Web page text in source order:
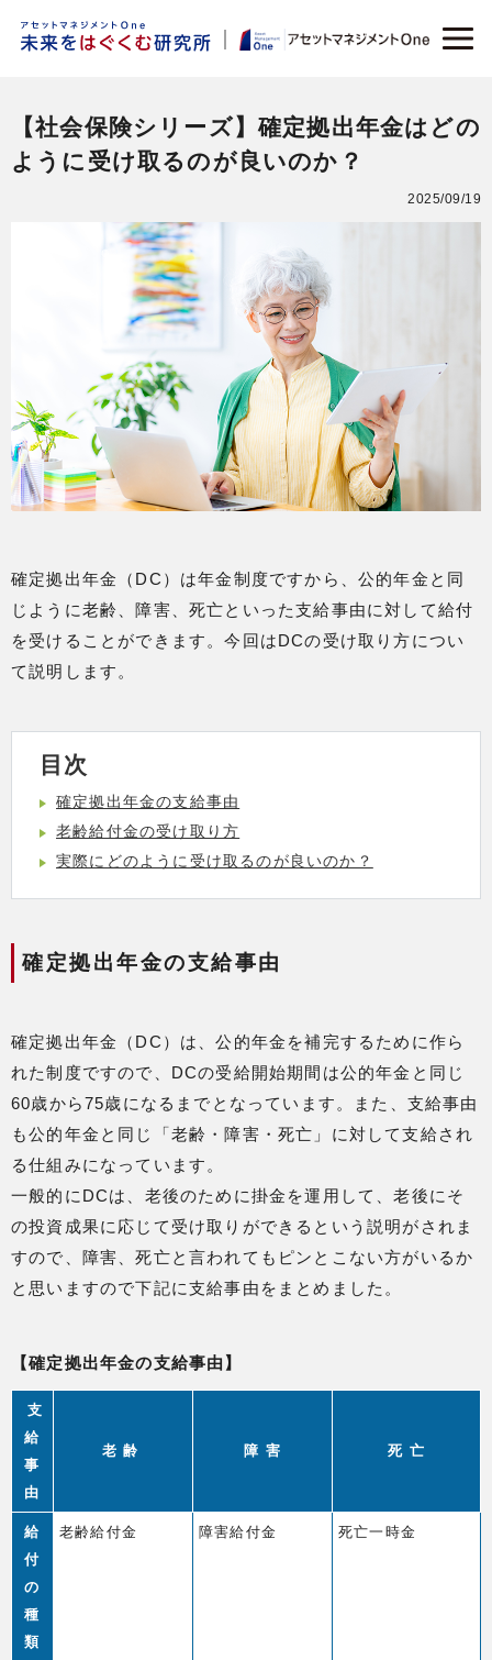
【社会保険シリーズ】確定拠出年金はどの
ように受け取るのが良いのか？
2025/09/19
確定拠出年金（DC）は年金制度ですから、公的年金と同
じように老齢、障害、死亡といった支給事由に対して給付
を受けることができます。今回はDCの受け取り方につい
て説明します。
目次
確定拠出年金の支給事由
老齢給付金の受け取り方
実際にどのように受け取るのが良いのか？
確定拠出年金の支給事由
確定拠出年金（DC）は、公的年金を補完するために作ら
れた制度ですので、DCの受給開始期間は公的年金と同じ
60歳から75歳になるまでとなっています。また、支給事由
も公的年金と同じ「老齢・障害・死亡」に対して支給され
る仕組みになっています。
一般的にDCは、老後のために掛金を運用して、老後にそ
の投資成果に応じて受け取りができるという説明がされま
すので、障害、死亡と言われてもピンとこない方がいるか
と思いますので下記に支給事由をまとめました。
【確定拠出年金の支給事由】
支
給
事
由
老 齢 障 害 死 亡
給
付
の
種
類
老齢給付金 障害給付金 死亡一時金